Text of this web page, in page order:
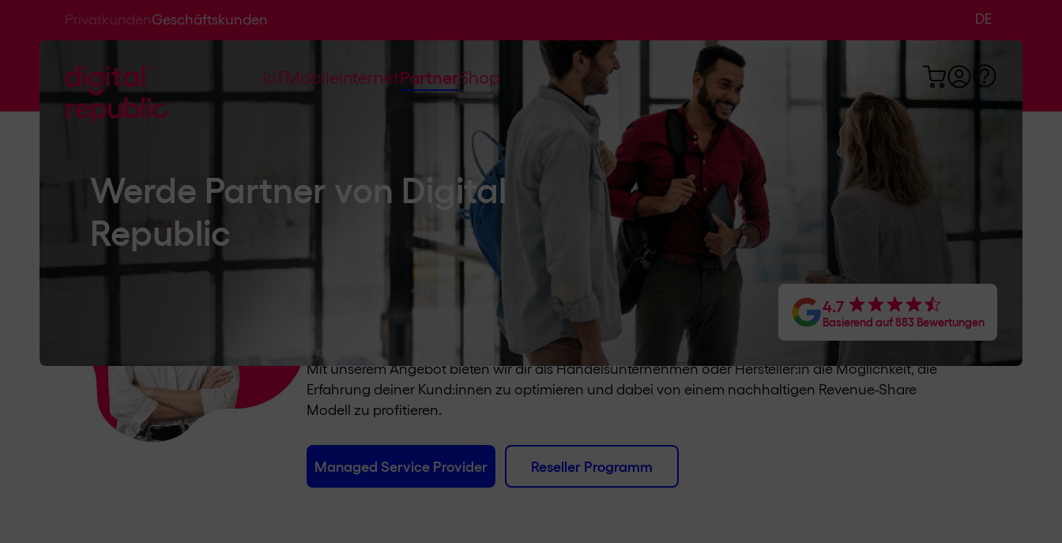
PrivatkundenGeschäftskunden
DE
EN
FR
IoTMobileInternetPartnerShop
Werde Partner von Digital
Republic
4.7
Basierend auf 883 Bewertungen
Die zwei Optionen für Partnerschaften mit uns
Smarte Geräte und das Internet der Dinge halten zunehmend Einzug im Privat- und
Geschäftskundenbereich. Viele neue Geräte wie GPS Tracker, Smart Watches, Tablets, Alarmanlagen,
Smart Home-Produkte, Solaranlagen oder IP-Kameras sind über das Internet vernetzt und benötigen
hierzu eine internetfähige SIM-Karte. Für die Kund:innen ist der Erwerb von solchen SIM-Karten oft mit
Aufwand verbunden.
Mit unserem Angebot bieten wir dir als Handelsunternehmen oder Hersteller:in die Möglichkeit, die
Erfahrung deiner Kund:innen zu optimieren und dabei von einem nachhaltigen Revenue-Share
Modell zu profitieren.
Managed Service Provider Reseller Programm